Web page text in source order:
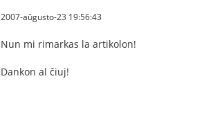
2007-aŭgusto-23 19:56:43
Nun mi rimarkas la artikolon!
Dankon al ĉiuj!